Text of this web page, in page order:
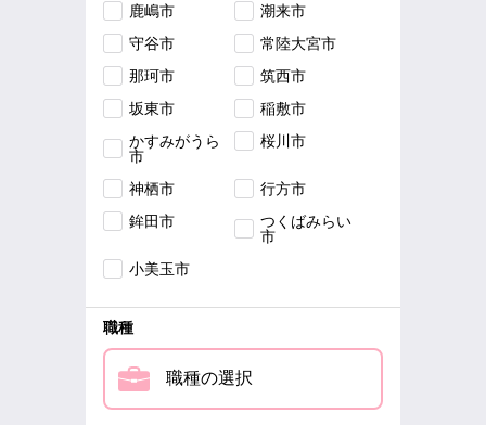
鹿嶋市
潮来市
守谷市
常陸大宮市
那珂市
筑西市
坂東市
稲敷市
かすみがうら
市
桜川市
神栖市
行方市
鉾田市
つくばみらい
市
小美玉市
職種
職種の選択